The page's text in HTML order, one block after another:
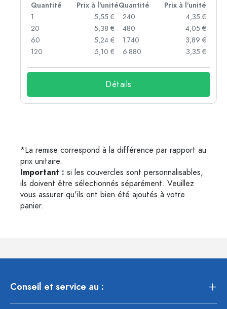
Quantité Prix à l'unitéQuantité
Prix à l'unité
1
5,55 €
20
5,38 €
60
5,24 €
120
5,10 €
240
4,35 €
480
4,05 €
1.740
3,89 €
6.880
3,35 €
Détails
*La remise correspond à la différence par rapport au
prix unitaire.
Important : si les couvercles sont personnalisables,
ils doivent être sélectionnés séparément. Veuillez
vous assurer qu'ils ont bien été ajoutés à votre
panier.
Conseil et service au :